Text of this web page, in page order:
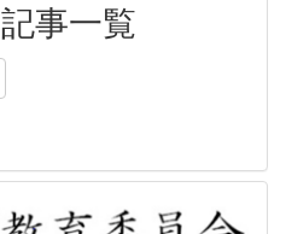
事一覧